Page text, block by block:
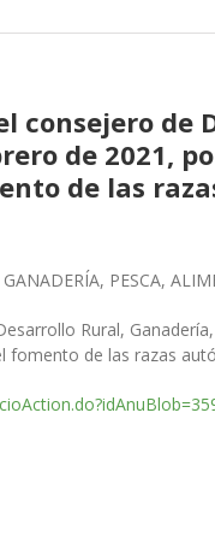
consejero de
de 2021,
de las
GANADERÍA, PESCA,
Rural,
fomento de las razas